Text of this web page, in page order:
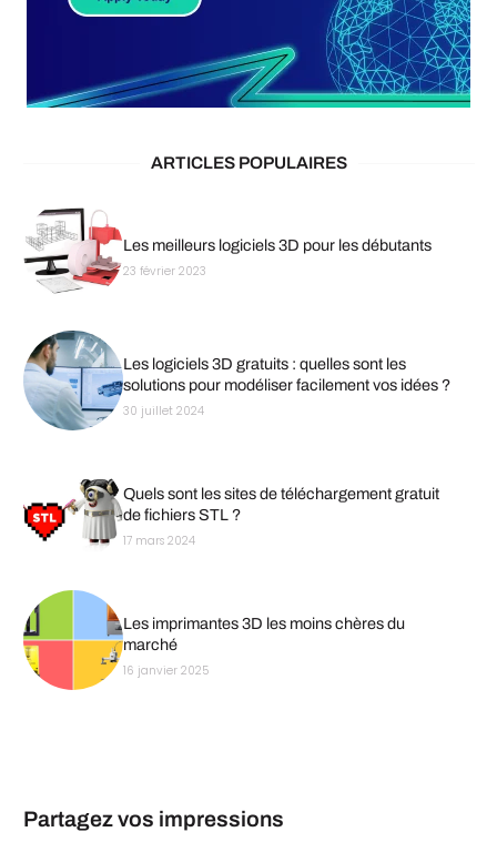
ARTICLES POPULAIRES
Les meilleurs logiciels 3D pour les débutants
23 février 2023
Les logiciels 3D gratuits : quelles sont les
solutions pour modéliser facilement vos idées ?
30 juillet 2024
Quels sont les sites de téléchargement gratuit
de fichiers STL ?
17 mars 2024
Les imprimantes 3D les moins chères du
marché
16 janvier 2025
Partagez vos impressions